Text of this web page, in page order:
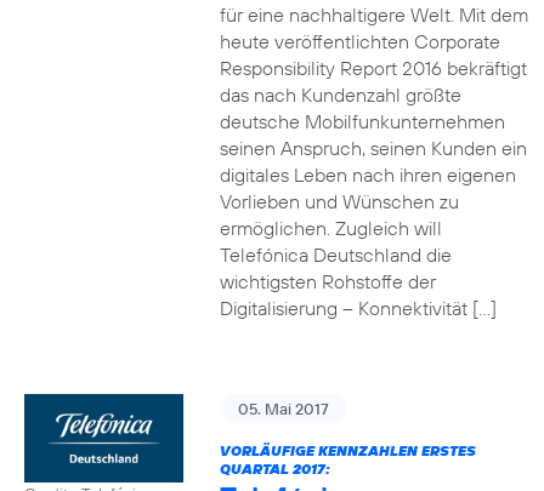
für eine nachhaltigere Welt. Mit dem
heute veröffentlichten Corporate
Responsibility Report 2016 bekräftigt
das nach Kundenzahl größte
deutsche Mobilfunkunternehmen
seinen Anspruch, seinen Kunden ein
digitales Leben nach ihren eigenen
Vorlieben und Wünschen zu
ermöglichen. Zugleich will
Telefónica Deutschland die
wichtigsten Rohstoffe der
Digitalisierung – Konnektivität […]
05. Mai 2017
VORLÄUFIGE KENNZAHLEN ERSTES
QUARTAL 2017: